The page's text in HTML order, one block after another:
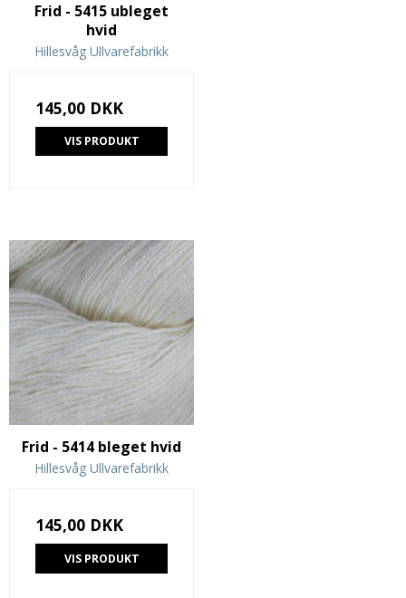
Frid - 5415 ubleget
hvid
Hillesvåg Ullvarefabrikk
145,00 DKK
VIS PRODUKT
Frid - 5414 bleget hvid
Hillesvåg Ullvarefabrikk
145,00 DKK
VIS PRODUKT